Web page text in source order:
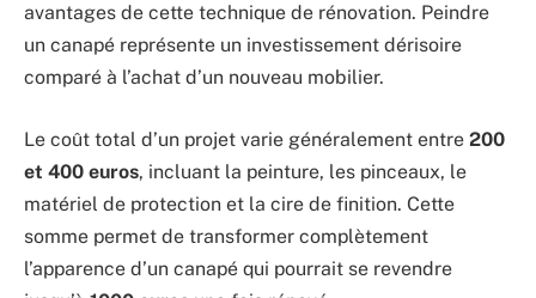
avantages de cette technique de rénovation. Peindre
un canapé représente un investissement dérisoire
comparé à l’achat d’un nouveau mobilier.
Le coût total d’un projet varie généralement entre 200
et 400 euros, incluant la peinture, les pinceaux, le
matériel de protection et la cire de finition. Cette
somme permet de transformer complètement
l’apparence d’un canapé qui pourrait se revendre